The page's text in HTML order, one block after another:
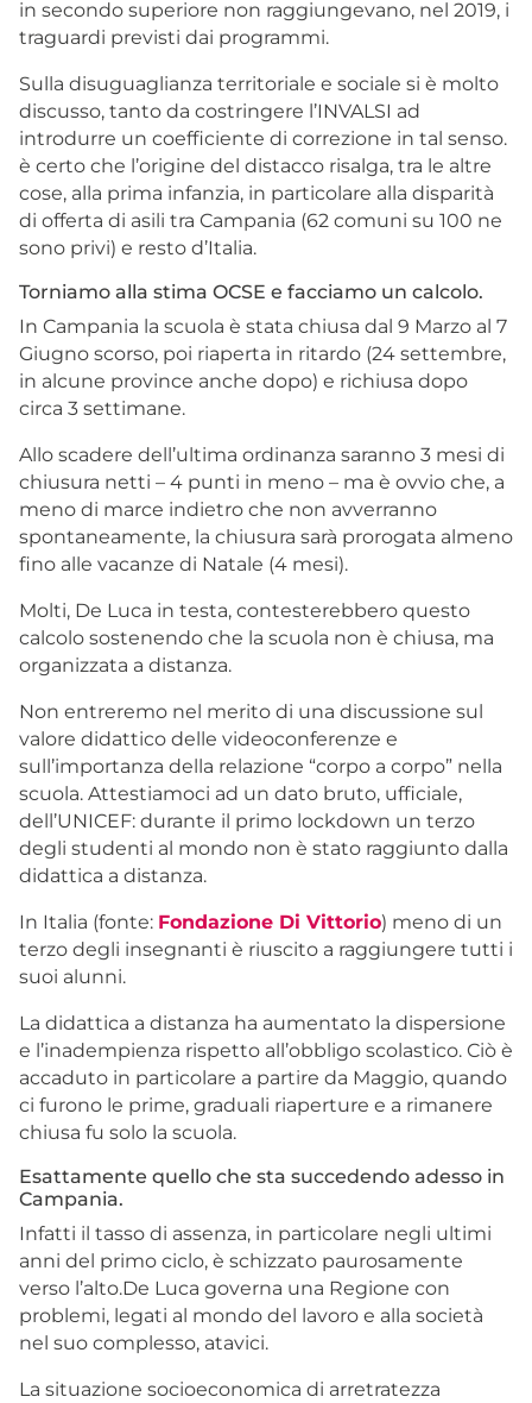
in secondo superiore non raggiungevano, nel 2019, i
traguardi previsti dai programmi.
Sulla disuguaglianza territoriale e sociale si è molto
discusso, tanto da costringere l’INVALSI ad
introdurre un coefficiente di correzione in tal senso.
è certo che l’origine del distacco risalga, tra le altre
cose, alla prima infanzia, in particolare alla disparità
di offerta di asili tra Campania (62 comuni su 100 ne
sono privi) e resto d’Italia.
Torniamo alla stima OCSE e facciamo un calcolo.
In Campania la scuola è stata chiusa dal 9 Marzo al 7
Giugno scorso, poi riaperta in ritardo (24 settembre,
in alcune province anche dopo) e richiusa dopo
circa 3 settimane.
Allo scadere dell’ultima ordinanza saranno 3 mesi di
chiusura netti – 4 punti in meno – ma è ovvio che, a
meno di marce indietro che non avverranno
spontaneamente, la chiusura sarà prorogata almeno
fino alle vacanze di Natale (4 mesi).
Molti, De Luca in testa, contesterebbero questo
calcolo sostenendo che la scuola non è chiusa, ma
organizzata a distanza.
Non entreremo nel merito di una discussione sul
valore didattico delle videoconferenze e
sull’importanza della relazione “corpo a corpo” nella
scuola. Attestiamoci ad un dato bruto, ufficiale,
dell’UNICEF: durante il primo lockdown un terzo
degli studenti al mondo non è stato raggiunto dalla
didattica a distanza.
In Italia (fonte: Fondazione Di Vittorio) meno di un
terzo degli insegnanti è riuscito a raggiungere tutti i
suoi alunni.
La didattica a distanza ha aumentato la dispersione
e l’inadempienza rispetto all’obbligo scolastico. Ciò è
accaduto in particolare a partire da Maggio, quando
ci furono le prime, graduali riaperture e a rimanere
chiusa fu solo la scuola.
Esattamente quello che sta succedendo adesso in
Campania.
Infatti il tasso di assenza, in particolare negli ultimi
anni del primo ciclo, è schizzato paurosamente
verso l’alto.De Luca governa una Regione con
problemi, legati al mondo del lavoro e alla società
nel suo complesso, atavici.
La situazione socioeconomica di arretratezza